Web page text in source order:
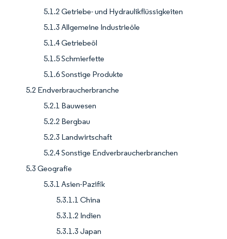
5.1.2 Getriebe- und Hydraulikflüssigkeiten
5.1.3 Allgemeine Industrieöle
5.1.4 Getriebeöl
5.1.5 Schmierfette
5.1.6 Sonstige Produkte
5.2 Endverbraucherbranche
5.2.1 Bauwesen
5.2.2 Bergbau
5.2.3 Landwirtschaft
5.2.4 Sonstige Endverbraucherbranchen
5.3 Geografie
5.3.1 Asien-Pazifik
5.3.1.1 China
5.3.1.2 Indien
5.3.1.3 Japan